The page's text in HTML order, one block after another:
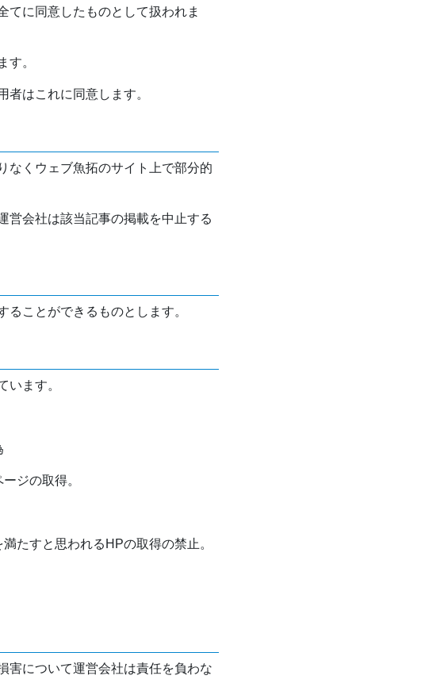
てに同意したものとして扱われま
す。
はこれに同意します。
なくウェブ魚拓のサイト上で部分的
営会社は該当記事の掲載を中止する
ことができるものとします。
います。
ジの取得。
たすと思われるHPの取得の禁止。
害について運営会社は責任を負わな